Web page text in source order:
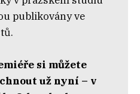
publikovány ve
si můžete
už nyní – v